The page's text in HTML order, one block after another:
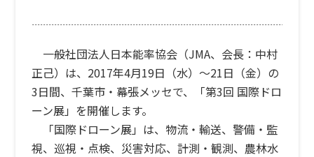
一般社団法人日本能率協会（JMA、会長：中村
正己）は、2017年4月19日（水）〜21日（金）の
3日間、千葉市・幕張メッセで、
「第3回 国際ドロ
ーン展」 を開催します。
「国際ドローン展」は、物流・輸送、警備・監
視、巡視・点検、災害対応、計測・観測、農林水